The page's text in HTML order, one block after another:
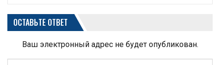
ОСТАВЬТЕ ОТВЕТ
Ваш электронный адрес не будет опубликован.